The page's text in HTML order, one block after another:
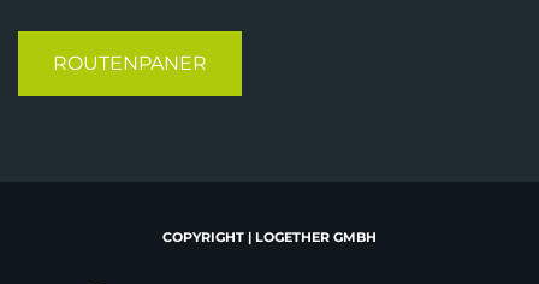
ROUTENPANER
COPYRIGHT | LOGETHER GMBH